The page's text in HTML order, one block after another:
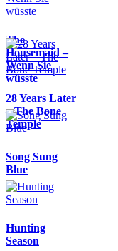
The
Housemaid –
Wenn Sie
wüsste
28 Years Later
– The Bone
Temple
Song Sung
Blue
Hunting
Season